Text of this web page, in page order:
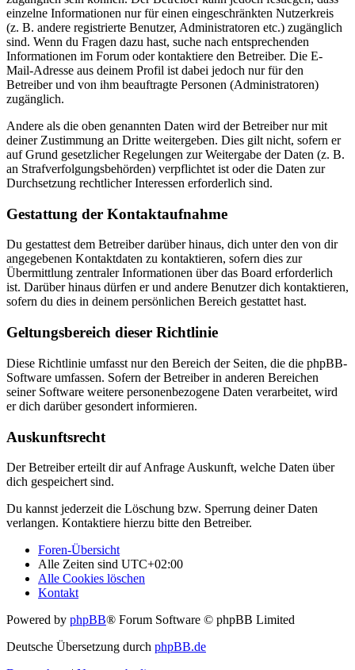
einzelne Informationen nur für einen eingeschränkten Nutzerkreis
(z. B. andere registrierte Benutzer, Administratoren etc.) zugänglich
sind. Wenn du Fragen dazu hast, suche nach entsprechenden
Informationen im Forum oder kontaktiere den Betreiber. Die E-
Mail-Adresse aus deinem Profil ist dabei jedoch nur für den
Betreiber und von ihm beauftragte Personen (Administratoren)
zugänglich.
Andere als die oben genannten Daten wird der Betreiber nur mit
deiner Zustimmung an Dritte weitergeben. Dies gilt nicht, sofern er
auf Grund gesetzlicher Regelungen zur Weitergabe der Daten (z. B.
an Strafverfolgungsbehörden) verpflichtet ist oder die Daten zur
Durchsetzung rechtlicher Interessen erforderlich sind.
Gestattung der Kontaktaufnahme
Du gestattest dem Betreiber darüber hinaus, dich unter den von dir
angegebenen Kontaktdaten zu kontaktieren, sofern dies zur
Übermittlung zentraler Informationen über das Board erforderlich
ist. Darüber hinaus dürfen er und andere Benutzer dich kontaktieren,
sofern du dies in deinem persönlichen Bereich gestattet hast.
Geltungsbereich dieser Richtlinie
Diese Richtlinie umfasst nur den Bereich der Seiten, die die phpBB-
Software umfassen. Sofern der Betreiber in anderen Bereichen
seiner Software weitere personenbezogene Daten verarbeitet, wird
er dich darüber gesondert informieren.
Auskunftsrecht
Der Betreiber erteilt dir auf Anfrage Auskunft, welche Daten über
dich gespeichert sind.
Du kannst jederzeit die Löschung bzw. Sperrung deiner Daten
verlangen. Kontaktiere hierzu bitte den Betreiber.
Foren-Übersicht
Alle Zeiten sind UTC+02:00
Alle Cookies löschen
Kontakt
Powered by phpBB® Forum Software © phpBB Limited
Deutsche Übersetzung durch phpBB.de